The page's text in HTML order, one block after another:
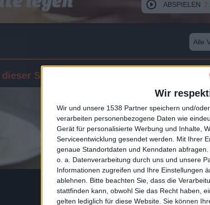
Wir
Wir und unsere 1538 Partner speichern und/
verarbeiten personenbezogene Daten wie
Gerät für personalisierte Werbung und Inhalte,
Serviceentwicklung gesendet werden.
Mit Ihrer
genaue Standortdaten und Kenndaten
o. a. Datenverarbeitung durch uns und unsere
Informationen zugreifen und Ihre Einstellungen
ablehnen.
Bitte beachten Sie, dass die
stattfinden kann, obwohl Sie das Recht haben,
gelten lediglich für diese Website. Sie können
ABSPIELEN
Alle
Sendung
1:32
Ananas